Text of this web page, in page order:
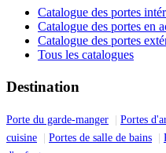
Catalogue des portes
Catalogue des portes en
Catalogue des portes
Tous les catalogues
Destination
Porte du garde-manger Portes
cuisine
Portes de salle de bains